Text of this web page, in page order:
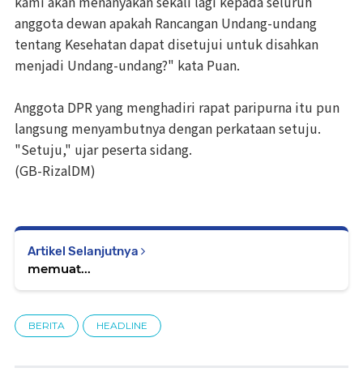
anggota dewan apakah Rancangan Undang-undang
tentang Kesehatan dapat disetujui untuk disahkan
menjadi Undang-undang?" kata Puan.
Anggota DPR yang menghadiri rapat paripurna itu pun
langsung menyambutnya dengan perkataan setuju.
"Setuju," ujar peserta sidang.
(GB-RizalDM)
Artikel Selanjutnya
memuat...
BERITA HEADLINE